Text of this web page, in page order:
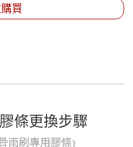
買
條更換步驟
雨刷專用膠條)